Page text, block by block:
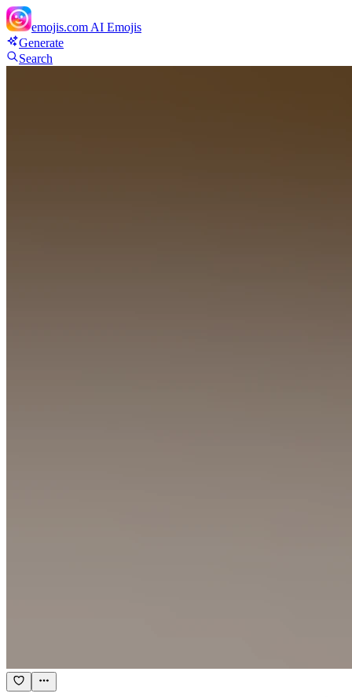
emojis.com AI Emojis
Generate
Search